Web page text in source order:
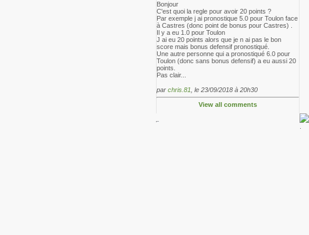
Bonjour
C'est quoi la regle pour avoir 20 points ?
Par exemple j ai pronostique 5.0 pour Toulon face
à Castres (donc point de bonus pour Castres) .
Il y a eu 1.0 pour Toulon
J ai eu 20 points alors que je n ai pas le bon
score mais bonus defensif pronostiqué.
Une autre personne qui a pronostiqué 6.0 pour
Toulon (donc sans bonus defensif) a eu aussi 20
points.
Pas clair...
par chris.81 , le 23/09/2018 à 20h30
View all comments